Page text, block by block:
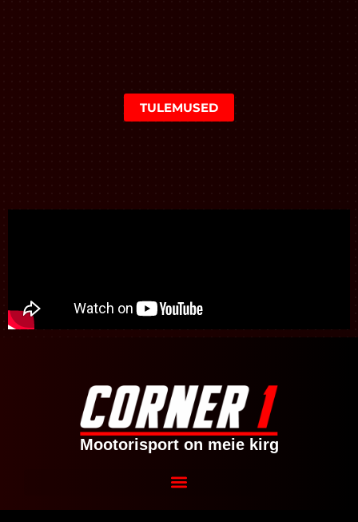
TULEMUSED
Mootorisport on meie kirg